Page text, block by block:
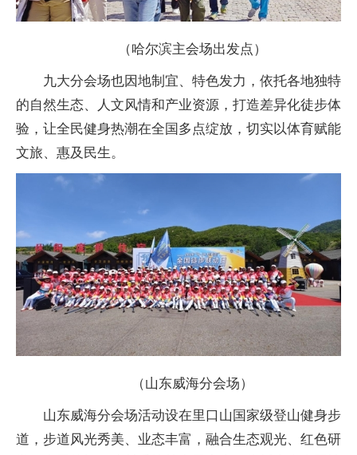
（哈尔滨主会场出发点）
九大分会场也因地制宜、特色发力，依托各地独特
的自然生态、人文风情和产业资源，打造差异化徒步体
验，让全民健身热潮在全国多点绽放，切实以体育赋能
文旅、惠及民生。
（山东威海分会场）
山东威海分会场活动设在里口山国家级登山健身步
道，步道风光秀美、业态丰富，融合生态观光、红色研